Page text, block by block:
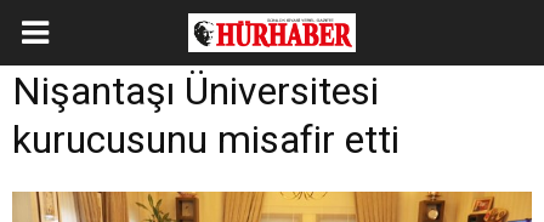
Nişantaşı Üniversitesi
kurucusunu misafir etti